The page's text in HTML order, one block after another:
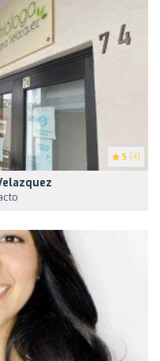
5 (4)